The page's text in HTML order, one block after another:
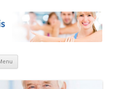
Ga
inhoud